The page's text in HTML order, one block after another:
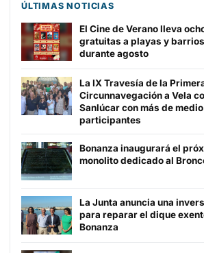
ÚLTIMAS NOTICIAS
El Cine de Verano lleva
gratuitas a playas y
durante agosto
La IX Travesía de la
Circunnavegación a Vela
Sanlúcar con más de
participantes
Bonanza inaugurará el
monolito dedicado al
La Junta anuncia una
para reparar el dique
Bonanza